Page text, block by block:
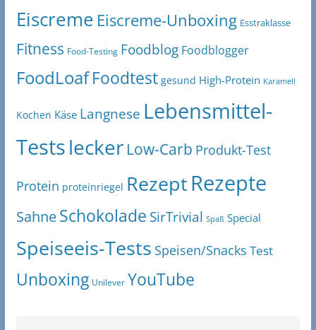
Eiscreme Eiscreme-Unboxing Esstraklasse
Fitness Food-Testing Foodblog Foodblogger
FoodLoaf Foodtest gesund High-Protein Karamell
Kochen Käse Langnese Lebensmittel-
Testslecker Low-Carb Produkt-Test
Protein proteinriegel RezeptRezepte
SahneSchokolade SirTrivial Spaß Special
Speiseeis-Tests Speisen/Snacks Test
Unboxing Unilever YouTube